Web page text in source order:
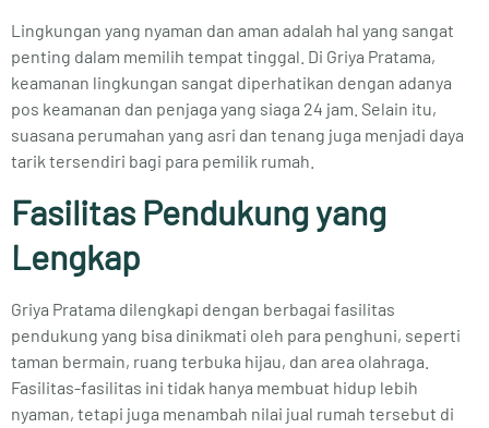
Lingkungan yang nyaman dan aman adalah hal yang sangat
penting dalam memilih tempat tinggal. Di Griya Pratama,
keamanan lingkungan sangat diperhatikan dengan adanya
pos keamanan dan penjaga yang siaga 24 jam. Selain itu,
suasana perumahan yang asri dan tenang juga menjadi daya
tarik tersendiri bagi para pemilik rumah.
Fasilitas Pendukung yang
Lengkap
Griya Pratama dilengkapi dengan berbagai fasilitas
pendukung yang bisa dinikmati oleh para penghuni, seperti
taman bermain, ruang terbuka hijau, dan area olahraga.
Fasilitas-fasilitas ini tidak hanya membuat hidup lebih
nyaman, tetapi juga menambah nilai jual rumah tersebut di